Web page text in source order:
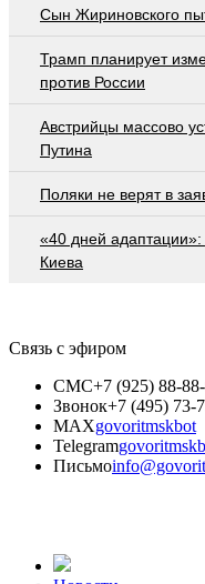
Сын Жириновского
Трамп планирует
против России
Австрийцы массово
Путина
Поляки не верят в
«40 дней
Киева
Связь с эфиром
СМС+7 (925) 88-
Звонок+7 (495) 73-
MAXgovoritmskbot
Telegram
Письмо